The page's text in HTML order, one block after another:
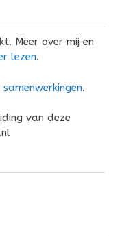
Meer over mij en
lezen.
samenwerkingen.
van deze